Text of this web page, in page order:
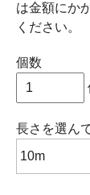
は金額にか
ください。
個数
長さ を選ん